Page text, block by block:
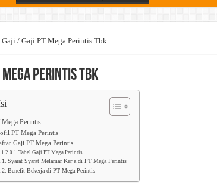
Gaji / Gaji PT Mega Perintis Tbk
Mega Perintis Tbk
Perintis
PT Mega Perintis
Gaji PT Mega Perintis
Tabel Gaji PT Mega Perintis
Syarat Syarat Melamar Kerja di PT Mega Perintis
Benefit Bekerja di PT Mega Perintis